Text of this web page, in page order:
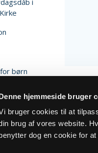
hjemmeside bruger
bruger cookies til at
brug af vores website.
dog en cookie for
i
børn